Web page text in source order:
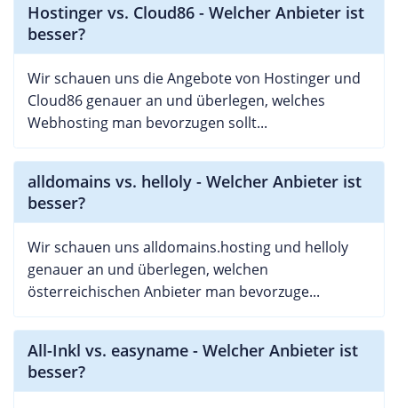
Hostinger vs. Cloud86 - Welcher Anbieter ist
besser?
Wir schauen uns die Angebote von Hostinger und
Cloud86 genauer an und überlegen, welches
Webhosting man bevorzugen sollt...
alldomains vs. helloly - Welcher Anbieter ist
besser?
Wir schauen uns alldomains.hosting und helloly
genauer an und überlegen, welchen
österreichischen Anbieter man bevorzuge...
All-Inkl vs. easyname - Welcher Anbieter ist
besser?